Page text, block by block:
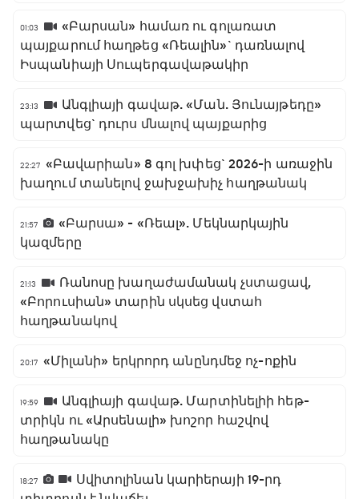
01:03
«Բարսան» համառ ու գոլառատ
պայքարում հաղթեց «Ռեալին»` դառնալով
Իսպանիայի Սուպերգավաթակիր
23:13
Անգլիայի գավաթ. «Ման. Յունայթեդը»
պարտվեց` դուրս մնալով պայքարից
22:27 «Բավարիան» 8 գոլ խփեց` 2026-ի առաջին
խաղում տանելով ջախջախիչ հաղթանակ
21:57
«Բարսա» - «Ռեալ». Մեկնարկային
կազմերը
21:13
Ռանոսը խաղաժամանակ չստացավ,
«Բորուսիան» տարին սկսեց վստահ
հաղթանակով
20:17 «Միլանի» երկրորդ անընդմեջ ոչ-ոքին
19:59
Անգլիայի գավաթ. Մարտինելիի հեթ-
տրիկն ու «Արսենալի» խոշոր հաշվով
հաղթանակը
18:27
Սվիտոլինան կարիերայի 19-րդ